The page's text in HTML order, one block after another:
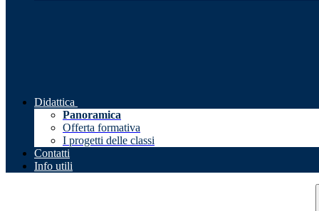
Didattica
Panoramica
Offerta formativa
I progetti delle classi
Contatti
Info utili